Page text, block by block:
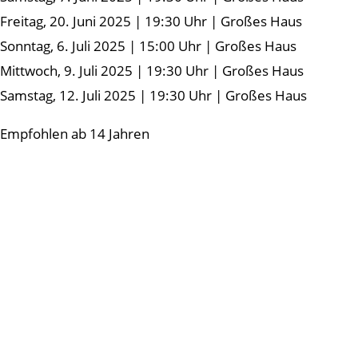
Freitag, 20. Juni 2025 | 19:30 Uhr | Großes Haus
Sonntag, 6. Juli 2025 | 15:00 Uhr | Großes Haus
Mittwoch, 9. Juli 2025 | 19:30 Uhr | Großes Haus
Samstag, 12. Juli 2025 | 19:30 Uhr | Großes Haus
Empfohlen ab 14 Jahren